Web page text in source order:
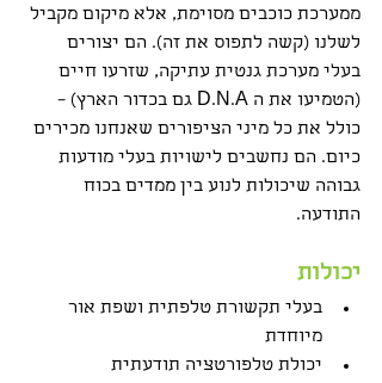
ממערכת כוכבים מסוימת, אלא מיקום מקביל
לשלנו (קשה לתפוס את זה). הם יצורים
בעלי מערכת גנטית עתיקה, שזרעו חיים
(הטמיעו את ה D.N.A גם בכדור הארץ) –
כולל את כל מיני הציפורים שאנחנו מכירים
כיום. הם נחשבים לישויות בעלי מודעות
גבוהה שיכולות לנוע בין ממדים בכוח
התודעה.
יכולות
בעלי תקשורת טלפתית ושפת אור
מיוחדת
יכולת טלפורטציה תודעתית